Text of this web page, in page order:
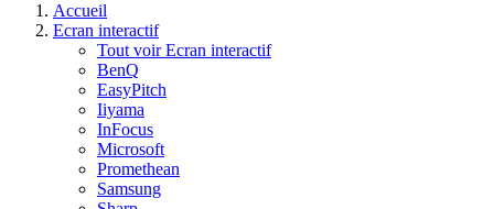
Accueil
Ecran interactif
Tout voir Ecran interactif
BenQ
EasyPitch
Iiyama
InFocus
Microsoft
Promethean
Samsung